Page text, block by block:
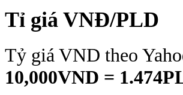
Tỉ giá VNĐ/PLD
Tỷ giá VND theo
10,000VND =